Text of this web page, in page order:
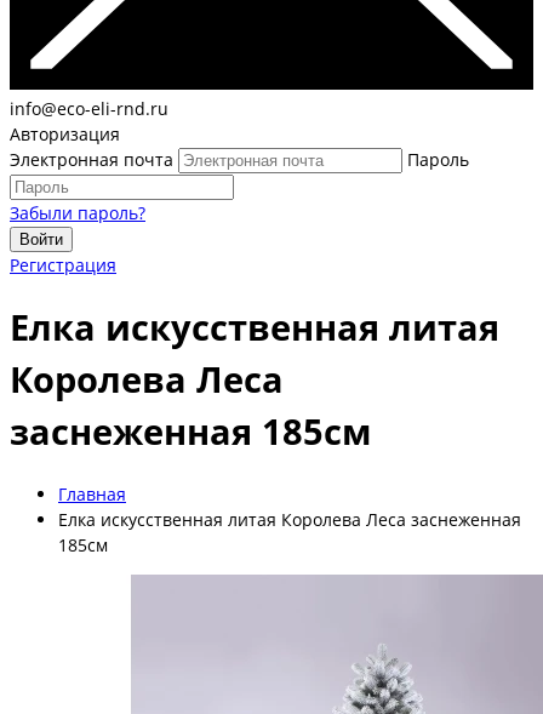
info@eco-eli-rnd.ru
Авторизация
Электронная почта
Пароль
Забыли пароль?
Войти
Регистрация
Елка искусственная литая
Королева Леса
заснеженная 185см
Главная
Елка искусственная литая Королева Леса заснеженная
185см